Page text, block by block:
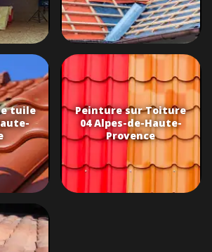
tuile
Peinture sur Toiture
04 Alpes-de-Haute-
Provence